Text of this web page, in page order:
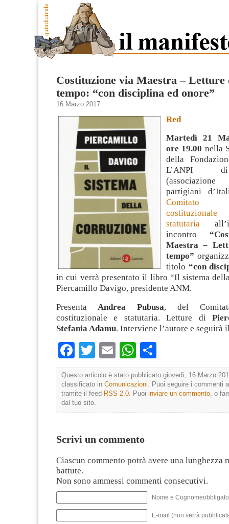
Costituzione via Maestra – Letture
tempo: “con disciplina ed onore”
16 Marzo 2017
Red
Martedì 21
ore 19.00 nella
della
L’ANPI
partigiani
Comitato
statutaria
incontro
Maestra –
tempo”
titolo “con
in cui verrà presentato il libro “Il sistema
Piercamillo Davigo, presidente ANM.
Presenta Andrea Pubusa, del
costituzionale e statutaria. Letture di
Stefania Adamu. Interviene l’autore e seguirà
Facebook
TwitterEmailWhatsApp
Questo articolo è stato pubblicato giovedì, 16 Marzo
classificato in Comunicazioni . Puoi seguire i commenti
tramite il feed RSS 2.0 . Puoi inviare un commento , o
dal tuo sito.
Scrivi un commento
Ciascun commento potrà avere una lunghezza
battute.
Non sono ammessi commenti consecutivi.
Nome e
E-mail (non verrà